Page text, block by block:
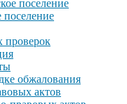
поселение
поселение
проверок
обжалования
актов